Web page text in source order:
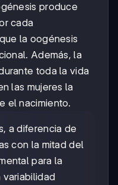
produce
cada
la oogénesis
Además, la
toda la vida
las mujeres la
el nacimiento.
a diferencia de
con la mitad del
para la